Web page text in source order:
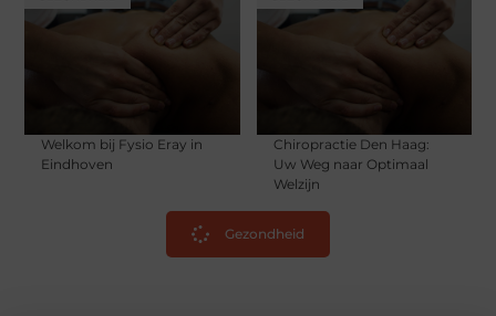
Welkom bij Fysio Eray in
Eindhoven
Chiropractie Den Haag:
Uw Weg naar Optimaal
Welzijn
Gezondheid